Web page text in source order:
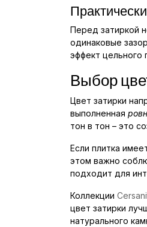
Перед затиркой
одинаковые
эффект цельного
Выбор
Цвет затирки
выполненная
тон в тон – это
Если плитка
этом важно
подходит для
Коллекции
цвет затирки
натурального